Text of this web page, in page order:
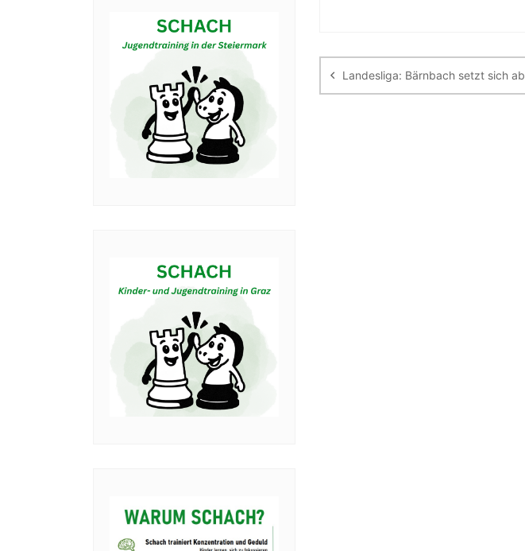
Landesliga: Bärnbach setzt sich ab